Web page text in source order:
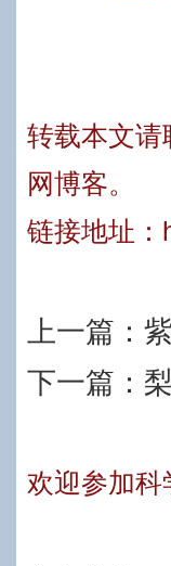
转载本文请
网博客。
链接地址：
上一篇：
下一篇：
欢迎参加科